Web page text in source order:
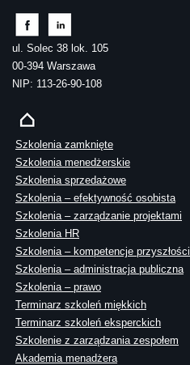
ul. Solec 38 lok. 105
00-394 Warszawa
NIP: 113-26-90-108
Szkolenia zamknięte
Szkolenia menedżerskie
Szkolenia sprzedażowe
Szkolenia – efektywność osobista
Szkolenia – zarządzanie projektami
Szkolenia HR
Szkolenia – kompetencje przyszłości
Szkolenia – administracja publiczna
Szkolenia – prawo
Terminarz szkoleń miękkich
Terminarz szkoleń eksperckich
Szkolenie z zarządzania zespołem
Akademia menadżera